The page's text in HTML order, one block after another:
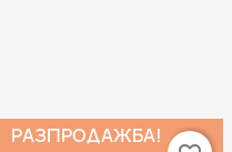
РАЗПРОДАЖБА!